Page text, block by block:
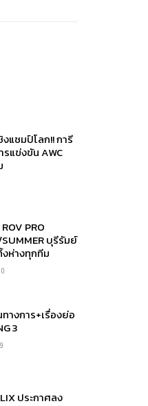
งแชมป์โลก!! การี
แข่งขัน AWC
PRO
บุรีรัมย์
ห่างทุกทีม
างการ+เรื่องย่อ
3
ประกาศลง